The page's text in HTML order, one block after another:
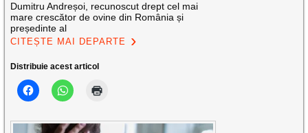
Dumitru Andreșoi, recunoscut drept cel mai
mare crescător de ovine din România și
președinte al
CITEȘTE MAI DEPARTE
Distribuie acest articol